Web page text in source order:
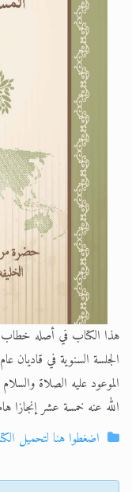
هذا الكتاب في أصله خطاب
الموعود عليه الصلاة
الله عنه خمسة عشر إنجازا
اضغطوا هنا لتحميل